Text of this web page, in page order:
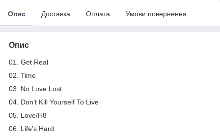
Опис Доставка Оплата Умови повернення
Опис
01. Get Real
02. Time
03. No Love Lost
04. Don’t Kill Yourself To Live
05. Love/H8
06. Life’s Hard